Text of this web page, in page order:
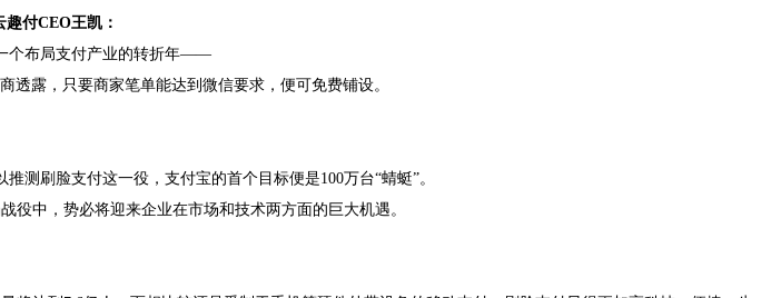
趣付CEO王凯：
个布局支付产业的转折年——
透露，只要商家笔单能达到微信要求，便可免费铺设。
测刷脸支付这一役，支付宝的首个目标便是100万台“蜻蜓”。
中，势必将迎来企业在市场和技术两方面的巨大机遇。